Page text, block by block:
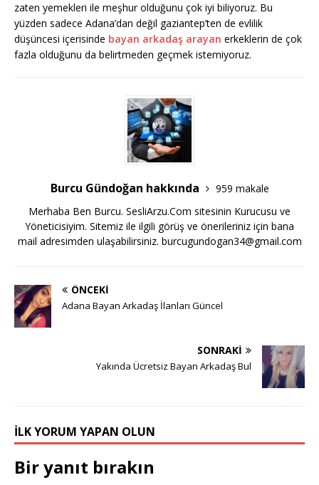
zaten yemekleri ile meşhur olduğunu çok iyi biliyoruz. Bu
yüzden sadece Adana’dan değil gaziantep’ten de evlilik
düşüncesi içerisinde bayan arkadaş arayan erkeklerin de çok
fazla olduğunu da belirtmeden geçmek istemiyoruz.
Burcu Gündoğan hakkında
959 makale
Merhaba Ben Burcu. SesliArzu.Com sitesinin Kurucusu ve
Yöneticisiyim. Sitemiz ile ilgili görüş ve önerileriniz için bana
mail adresimden ulaşabilirsiniz. burcugundogan34@gmail.com
ÖNCEKI
Adana Bayan Arkadaş İlanları Güncel
SONRAKI
Yakında Ücretsiz Bayan Arkadaş Bul
İLK YORUM YAPAN OLUN
Bir yanıt bırakın